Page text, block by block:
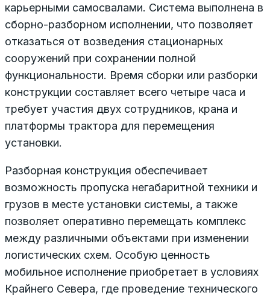
карьерными самосвалами. Система выполнена в
сборно-разборном исполнении, что позволяет
отказаться от возведения стационарных
сооружений при сохранении полной
функциональности. Время сборки или разборки
конструкции составляет всего четыре часа и
требует участия двух сотрудников, крана и
платформы трактора для перемещения
установки.
Разборная конструкция обеспечивает
возможность пропуска негабаритной техники и
грузов в месте установки системы, а также
позволяет оперативно перемещать комплекс
между различными объектами при изменении
логистических схем. Особую ценность
мобильное исполнение приобретает в условиях
Крайнего Севера, где проведение технического